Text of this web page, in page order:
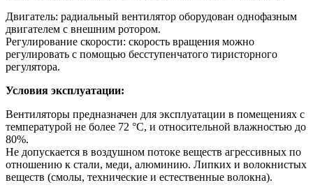
Двигатель: радиальный вентилятор оборудован однофазным
двигателем с внешним ротором.
Регулирование скорости: скорость вращения можно
регулировать с помощью бесступенчатого тиристорного
регулятора.
Условия эксплуатации:
Вентиляторы предназначен для эксплуатации в помещениях с
температурой не более 72 °С, и относительной влажностью до
80%.
Не допускается в воздушном потоке веществ агрессивных по
отношению к стали, меди, алюминию. Липких и волокнистых
веществ (смолы, технические и естественные волокна).